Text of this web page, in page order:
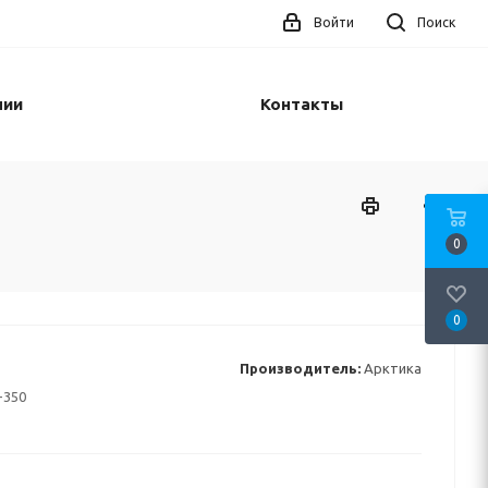
Поиск
Войти
Контакты
Производитель: Арктика
350
0
0